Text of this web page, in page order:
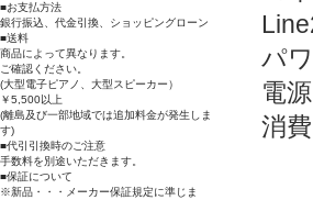
■お支払方法
銀行振込、代金引換、ショッピングローン
■送料
商品によって異なります。
ご確認ください。
(大型電子ピアノ、大型スピーカー）
￥5,500以上
(離島及び一部地域では追加料金が発生しま
す)
■代引引換時のご注意
手数料を別途いただきます。
■保証について
※新品・・・メーカー保証規定に準じま
パ
電
消